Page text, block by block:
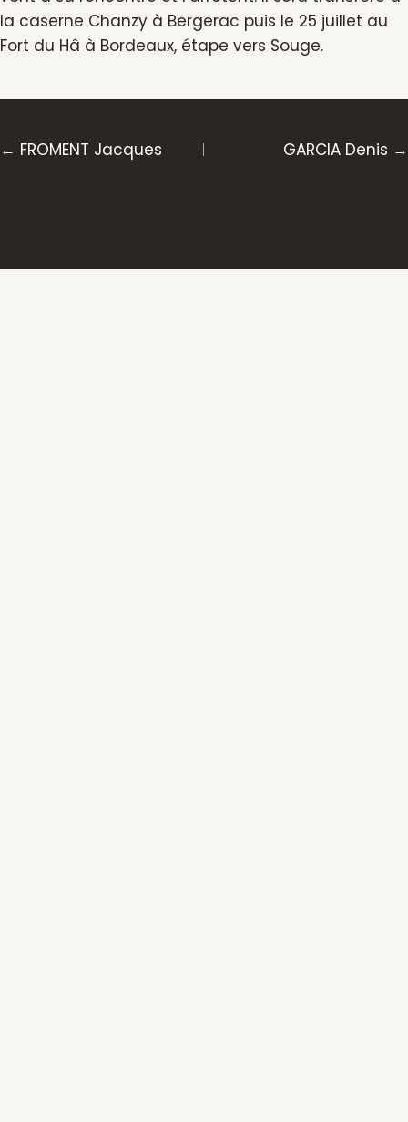
la caserne Chanzy à Bergerac puis le 25 juillet au
Fort du Hâ à Bordeaux, étape vers Souge.
Posts
← FROMENT Jacques GARCIA Denis →